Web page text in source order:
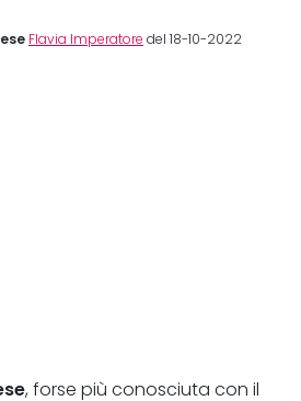
Flavia Imperatore del 18-10-2022
, forse più conosciuta con il